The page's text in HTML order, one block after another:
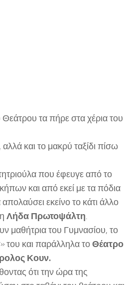
Θεάτρου τα πήρε στα χέρια του
και το μακρύ ταξίδι πίσω
που έφευγε από το
και από εκεί με τα πόδια
απολαύσει εκείνο το κάτι άλλο
Λήδα Πρωτοψάλτη.
μαθήτρια του Γυμνασίου, το
του και παράλληλα τοΘέατρο
Κουν.
ότι την ώρα της